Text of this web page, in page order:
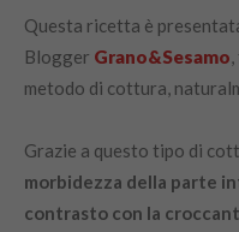
Questa ricetta è
Blogger Grano&Sesamo
metodo di cottura,
Grazie a questo tipo di
morbidezza della parte
contrasto con la